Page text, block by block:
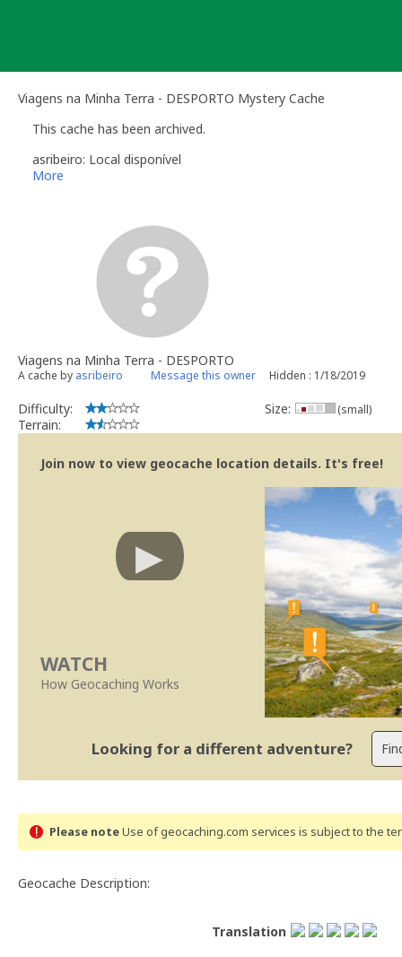
Viagens na Minha Terra - DESPORTO Mystery Cache
This cache has been archived.
asribeiro: Local disponível
More
Viagens na Minha Terra - DESPORTO
A cache by asribeiro Message this owner Hidden : 1/18/2019
Difficulty:
Terrain:
Size: (small)
Join now to view geocache location details. It's free!
WATCH
How Geocaching Works
Looking for a different adventure?
Please noteUse of geocaching.com services is subject to the
Geocache Description:
Translation